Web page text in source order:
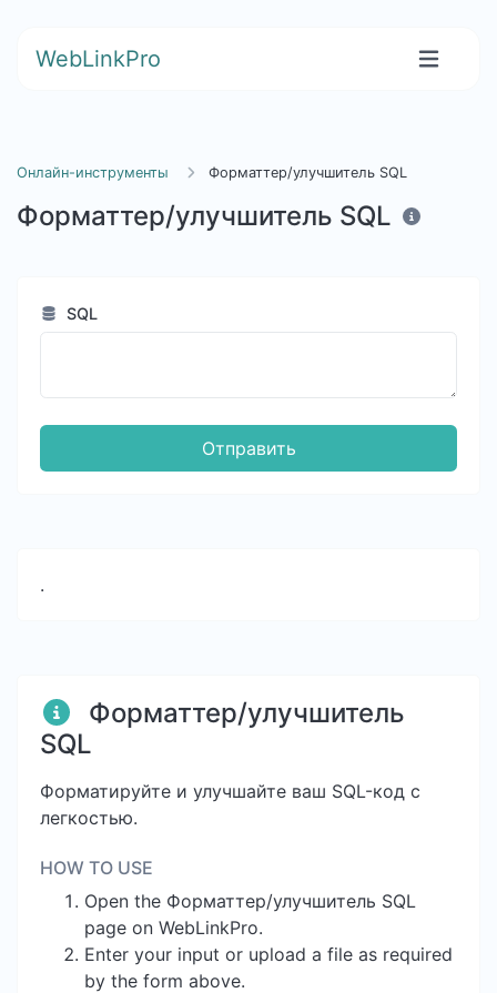
WebLinkPro
Онлайн-инструменты Форматтер/улучшитель SQL
Форматтер/улучшитель SQL
SQL
Отправить
.
Форматтер/улучшитель
SQL
Форматируйте и улучшайте ваш SQL-код с
легкостью.
HOW TO USE
Open the Форматтер/улучшитель SQL
page on WebLinkPro.
Enter your input or upload a file as required
by the form above.